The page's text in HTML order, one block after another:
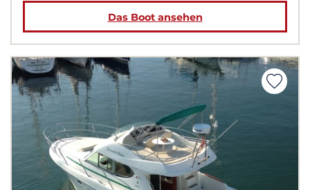
Das Boot ansehen